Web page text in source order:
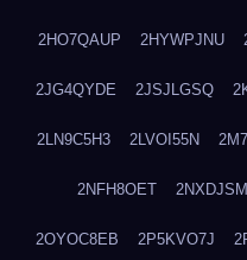
2HO7QAUP 2HYWPJNU
2JG4QYDE 2JSJLGSQ
2LN9C5H3 2LVOI55N
2NFH8OET
2OYOC8EB 2P5KVO7J